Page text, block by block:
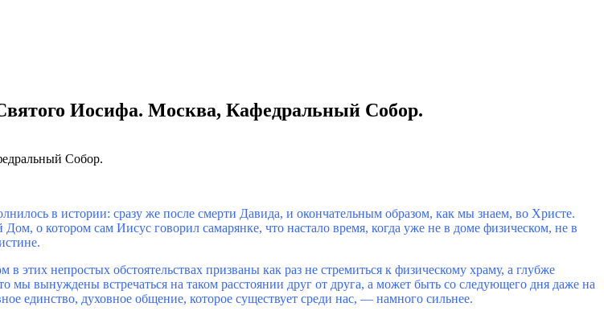
Иосифа. Москва, Кафедральный Собор.
в истории: сразу же после смерти Давида, и окончательным образом, как мы знаем, во Христе.
о котором сам Иисус говорил самарянке, что настало время, когда уже не в доме физическом, не в
этих непростых обстоятельствах призваны как раз не стремиться к физическому храму, а глубже
мы вынуждены встречаться на таком расстоянии друг от друга, а может быть со следующего дня даже на
единство, духовное общение, которое существует среди нас, ― намного сильнее.